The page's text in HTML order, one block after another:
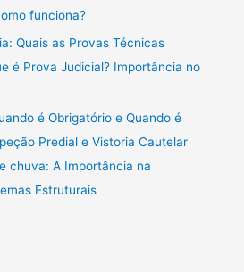
funciona?
Quais as Provas Técnicas
é Prova Judicial? Importância no
é Obrigatório e Quando é
Predial e Vistoria Cautelar
chuva: A Importância na
Estruturais